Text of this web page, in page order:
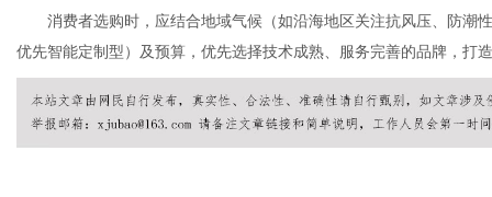
消费者选购时，应结合地域气候（如沿海地区关注抗风压、防潮
优先智能定制型）及预算，优先选择技术成熟、服务完善的品牌，打